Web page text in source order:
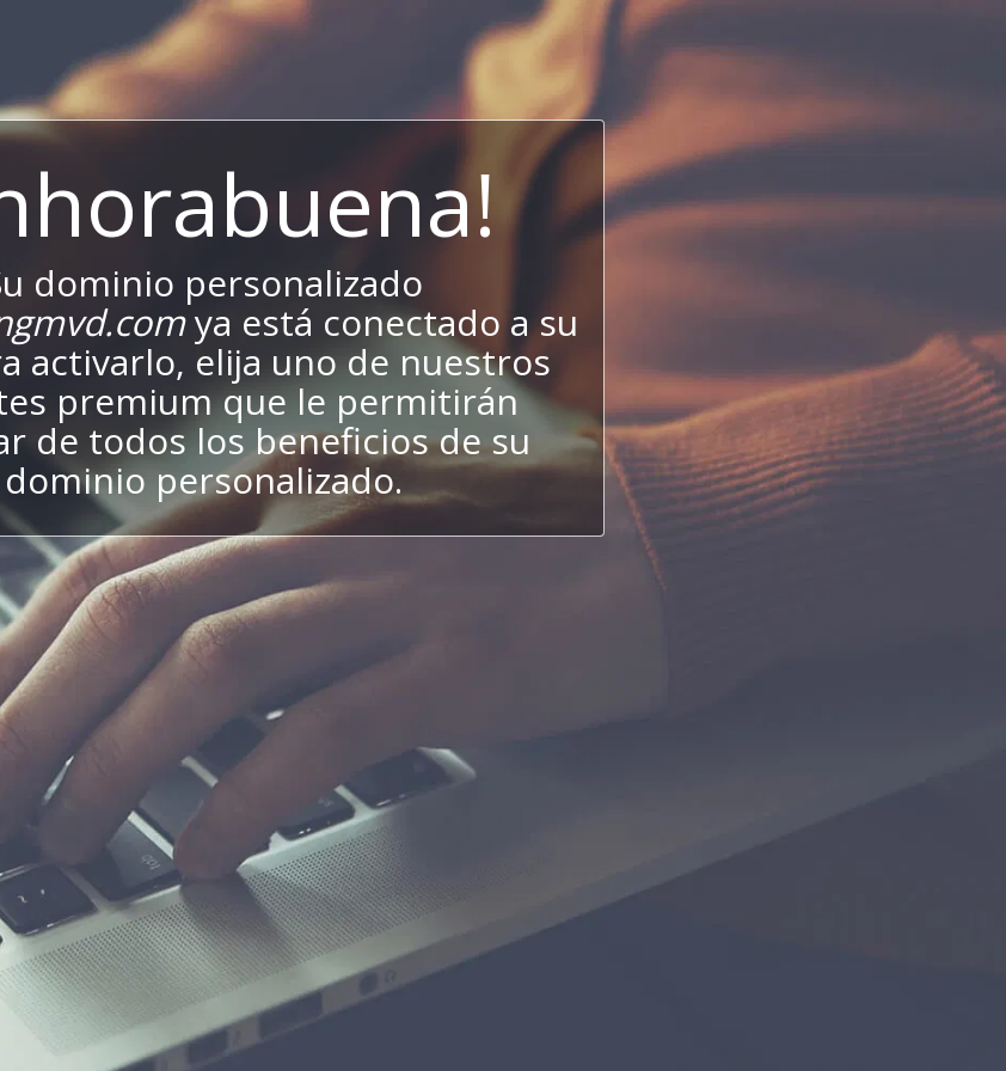
dominio personalizado
ya está conectado a su
activarlo, elija uno de nuestros
premium que le permitirán
de todos los beneficios de su
dominio personalizado.